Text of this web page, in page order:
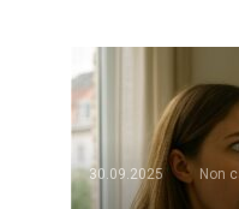
30.09.2025
Non